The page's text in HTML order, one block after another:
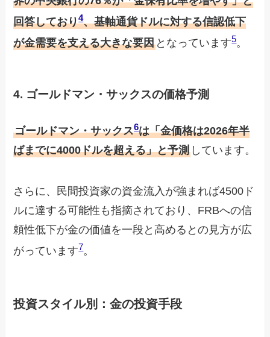
回答しており4、基軸通貨ドルに対する信認低下
が金需要を支える大きな要因 となっています5。
4. ゴールドマン・サックスの価格予測
ゴールドマン・サックス6は「金価格は2026年半
ばまでに4000ドルを超える」と予測 しています。
さらに、民間投資家の資金流入が強まれば4500ド
ルに達する可能性も指摘されており、FRBへの信
頼性低下が金の価値を一段と高めるとの見方が広
がっています7。
投資スタイル別：金の投資手段